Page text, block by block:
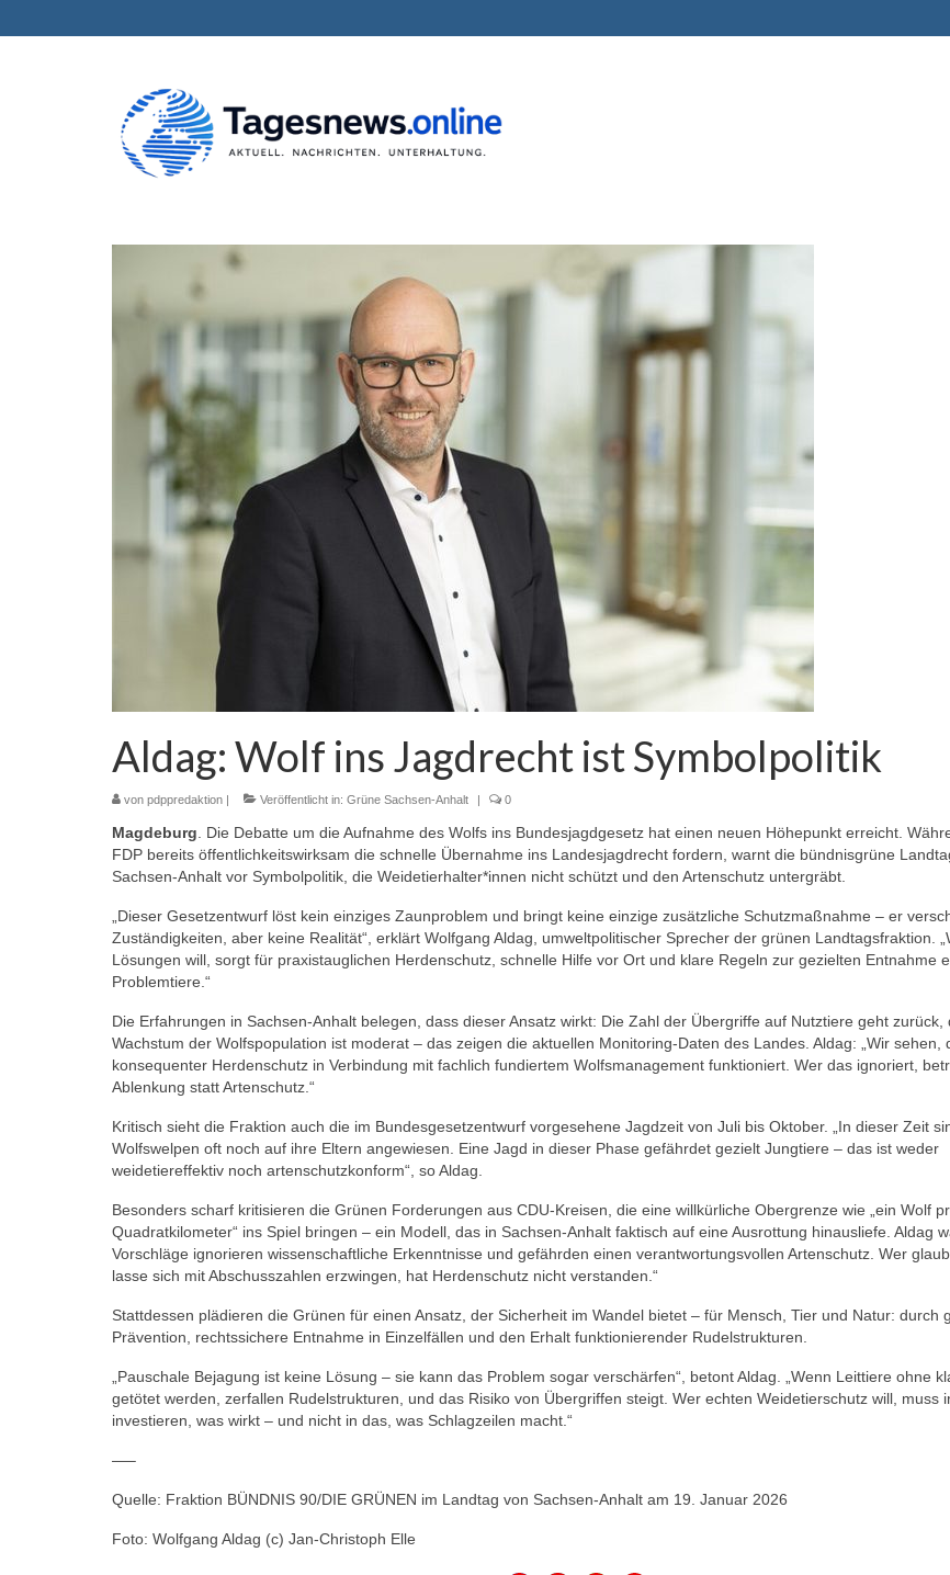
Aldag: Wolf ins Jagdrecht ist Symbolpolitik
von pdppredaktion | Veröffentlicht in: Grüne Sachsen-Anhalt | 0
Magdeburg . Die Debatte um die Aufnahme des Wolfs ins Bundesjagdgesetz hat einen neuen Höhepunkt erreicht.
FDP bereits öffentlichkeitswirksam die schnelle Übernahme ins Landesjagdrecht fordern, warnt die bündnisgrüne
Sachsen-Anhalt vor Symbolpolitik, die Weidetierhalter*innen nicht schützt und den Artenschutz untergräbt.
„Dieser Gesetzentwurf löst kein einziges Zaunproblem und bringt keine einzige zusätzliche Schutzmaßnahme – er
Zuständigkeiten, aber keine Realität“, erklärt Wolfgang Aldag, umweltpolitischer Sprecher der grünen Landtagsfraktion.
Lösungen will, sorgt für praxistauglichen Herdenschutz, schnelle Hilfe vor Ort und klare Regeln zur gezielten Entnahme
Problemtiere.“
Die Erfahrungen in Sachsen-Anhalt belegen, dass dieser Ansatz wirkt: Die Zahl der Übergriffe auf Nutztiere geht zurück,
Wachstum der Wolfspopulation ist moderat – das zeigen die aktuellen Monitoring-Daten des Landes. Aldag: „Wir sehen,
konsequenter Herdenschutz in Verbindung mit fachlich fundiertem Wolfsmanagement funktioniert. Wer das ignoriert,
Ablenkung statt Artenschutz.“
Kritisch sieht die Fraktion auch die im Bundesgesetzentwurf vorgesehene Jagdzeit von Juli bis Oktober. „In dieser Zeit
Wolfswelpen oft noch auf ihre Eltern angewiesen. Eine Jagd in dieser Phase gefährdet gezielt Jungtiere – das ist weder
weidetiereffektiv noch artenschutzkonform“, so Aldag.
Besonders scharf kritisieren die Grünen Forderungen aus CDU-Kreisen, die eine willkürliche Obergrenze wie „ein Wolf
Quadratkilometer“ ins Spiel bringen – ein Modell, das in Sachsen-Anhalt faktisch auf eine Ausrottung hinausliefe. Aldag
Vorschläge ignorieren wissenschaftliche Erkenntnisse und gefährden einen verantwortungsvollen Artenschutz. Wer
lasse sich mit Abschusszahlen erzwingen, hat Herdenschutz nicht verstanden.“
Stattdessen plädieren die Grünen für einen Ansatz, der Sicherheit im Wandel bietet – für Mensch, Tier und Natur: durch
Prävention, rechtssichere Entnahme in Einzelfällen und den Erhalt funktionierender Rudelstrukturen.
„Pauschale Bejagung ist keine Lösung – sie kann das Problem sogar verschärfen“, betont Aldag. „Wenn Leittiere ohne
getötet werden, zerfallen Rudelstrukturen, und das Risiko von Übergriffen steigt. Wer echten Weidetierschutz will, muss
investieren, was wirkt – und nicht in das, was Schlagzeilen macht.“
—–
Quelle: Fraktion BÜNDNIS 90/DIE GRÜNEN im Landtag von Sachsen-Anhalt am 19. Januar 2026
Foto: Wolfgang Aldag (c) Jan-Christoph Elle